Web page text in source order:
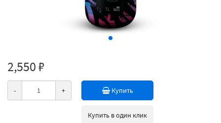
2,550 ₽
- + Купить
Купить в один клик